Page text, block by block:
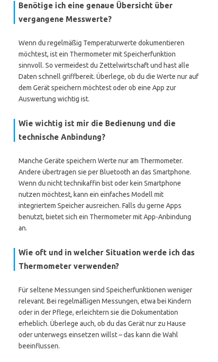
Benötige ich eine genaue Übersicht über
vergangene Messwerte?
Wenn du regelmäßig Temperaturwerte dokumentieren
möchtest, ist ein Thermometer mit Speicherfunktion
sinnvoll. So vermeidest du Zettelwirtschaft und hast alle
Daten schnell griffbereit. Überlege, ob du die Werte nur auf
dem Gerät speichern möchtest oder ob eine App zur
Auswertung wichtig ist.
Wie wichtig ist mir die Bedienung und die
technische Anbindung?
Manche Geräte speichern Werte nur am Thermometer.
Andere übertragen sie per Bluetooth an das Smartphone.
Wenn du nicht technikaffin bist oder kein Smartphone
nutzen möchtest, kann ein einfaches Modell mit
integriertem Speicher ausreichen. Falls du gerne Apps
benutzt, bietet sich ein Thermometer mit App-Anbindung
an.
Wie oft und in welcher Situation werde ich das
Thermometer verwenden?
Für seltene Messungen sind Speicherfunktionen weniger
relevant. Bei regelmäßigen Messungen, etwa bei Kindern
oder in der Pflege, erleichtern sie die Dokumentation
erheblich. Überlege auch, ob du das Gerät nur zu Hause
oder unterwegs einsetzen willst – das kann die Wahl
beeinflussen.